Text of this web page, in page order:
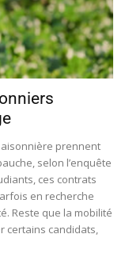
prennent
selon l’enquête
ces contrats
en recherche
Reste que la mobilité
certains candidats,